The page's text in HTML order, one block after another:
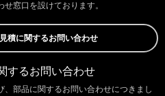
窓口を設けております。
積に関するお問い合わせ
するお問い合わせ
部品に関するお問い合わせにつきまし